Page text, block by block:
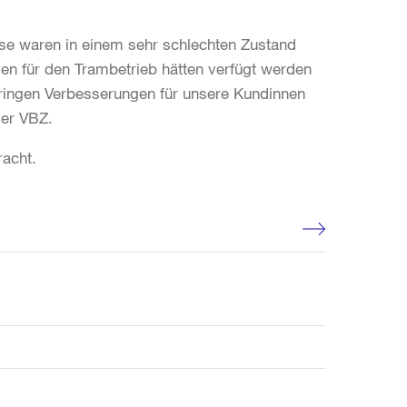
waren in einem sehr schlechten Zustand
für den Trambetrieb hätten verfügt werden
Verbesserungen für unsere Kundinnen
VBZ.